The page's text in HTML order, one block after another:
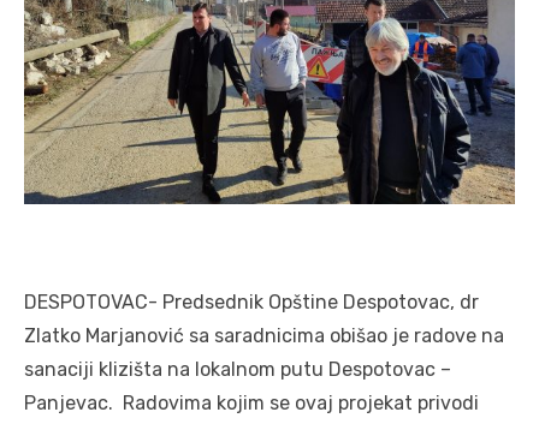
DESPOTOVAC- Predsednik Opštine Despotovac, dr
Zlatko Marjanović sa saradnicima obišao je radove na
sanaciji klizišta na lokalnom putu Despotovac –
Panjevac. Radovima kojim se ovaj projekat privodi